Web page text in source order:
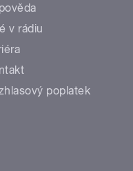
v rádiu
poplatek